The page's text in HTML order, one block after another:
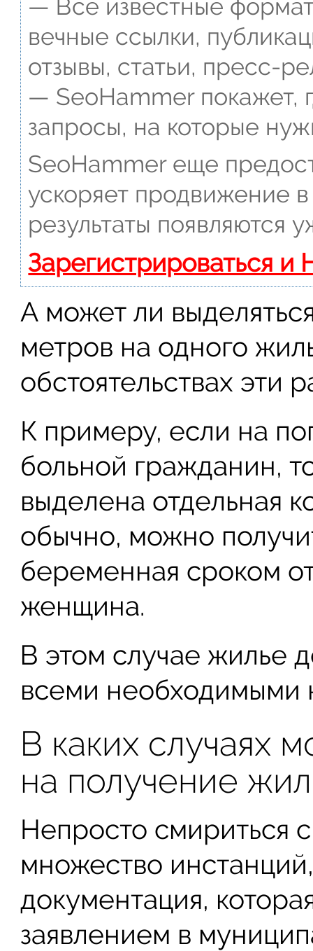
— Все известные
вечные ссылки,
отзывы, статьи, пресс-
— SeoHammer покажет,
запросы, на которые
SeoHammer еще
ускоряет продвижение
результаты появляются
Зарегистрироваться и
А может ли
метров на одного
обстоятельствах эти
К примеру, если на
больной гражданин,
выделена отдельная
обычно, можно
беременная сроком
женщина.
В этом случае жилье
всеми необходимыми
В каких случаях
на получение
Непросто смириться
множество
документация,
заявлением в